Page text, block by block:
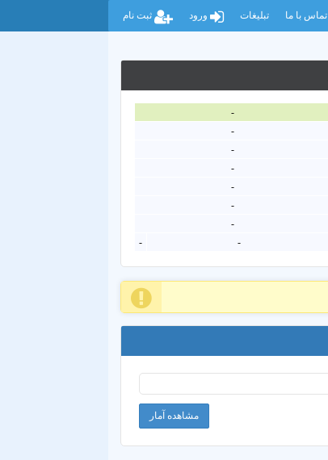
تماس با ما تبلیغات ورود ثبت نام
-
-
-
-
-
-
-
-
-